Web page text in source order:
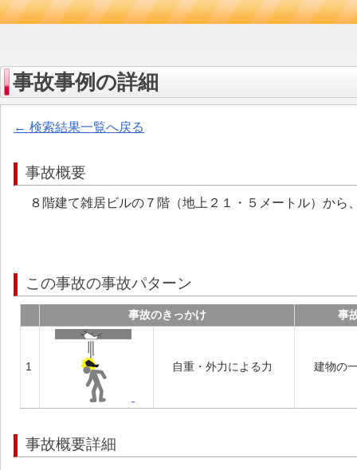
事故事例の詳細
← 検索結果一覧へ戻る
事故概要
８階建て雑居ビルの７階（地上２１・５メートル）か
この事故の事故パターン
事故のきっかけ 事
1 自重・外力による力 建物の
事故概要詳細